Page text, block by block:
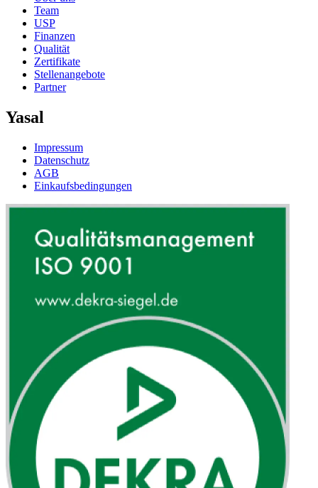
Team
USP
Finanzen
Qualität
Zertifikate
Stellenangebote
Partner
Yasal
Impressum
Datenschutz
AGB
Einkaufsbedingungen